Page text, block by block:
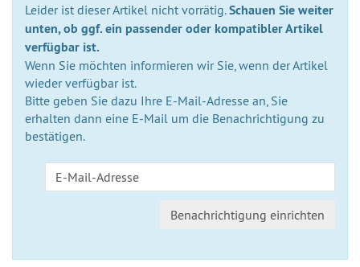
Leider ist dieser Artikel nicht vorrätig.Schauen Sie weiter
unten, ob ggf. ein passender oder kompatibler Artikel
verfügbar ist.
Wenn Sie möchten informieren wir Sie, wenn der Artikel
wieder verfügbar ist.
Bitte geben Sie dazu Ihre E-Mail-Adresse an, Sie
erhalten dann eine E-Mail um die Benachrichtigung zu
bestätigen.
Benachrichtigung einrichten